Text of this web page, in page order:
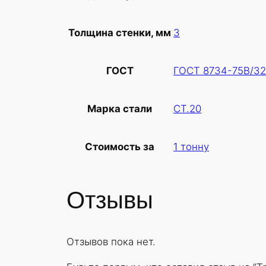
Толщина стенки, мм 3
ГОСТ ГОСТ 8734-75В/
Марка стали СТ.20
Стоимость за 1 тонну
Отзывы
Отзывов пока нет.